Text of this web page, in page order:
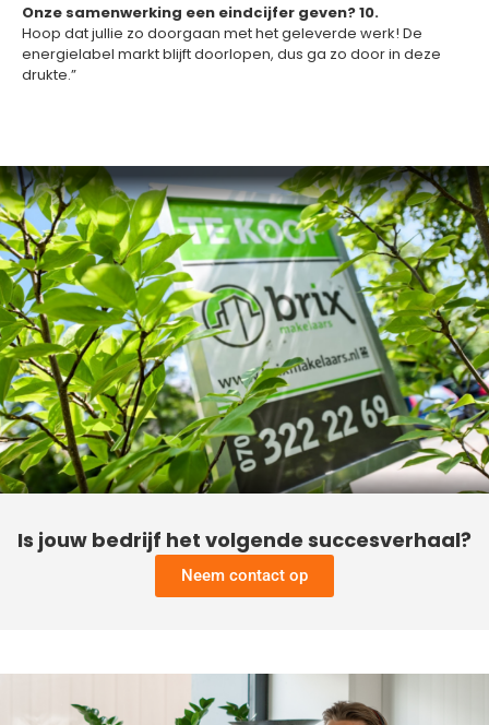
Onze samenwerking een eindcijfer geven? 10.
Hoop dat jullie zo doorgaan met het geleverde werk! De
energielabel markt blijft doorlopen, dus ga zo door in deze
drukte.”
Is jouw bedrijf het volgende succesverhaal?
Neem contact op